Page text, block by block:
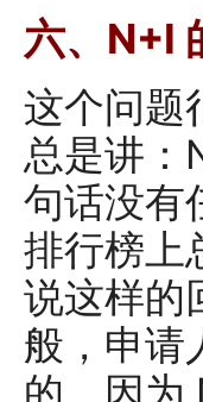
六、N+I
这个问题
总是讲：
句话没有
排行榜上
说这样的
般，申请
的。因为